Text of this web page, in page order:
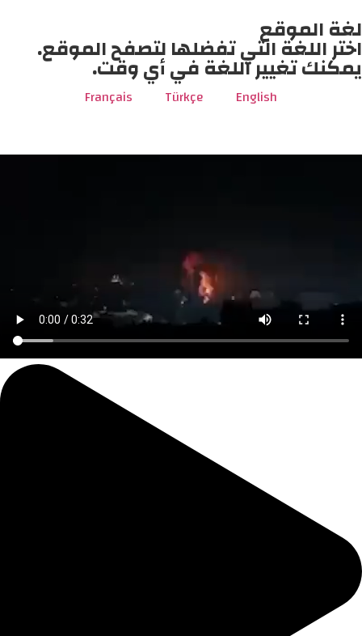
لغة الموقع
اختر اللغة التي تفضلها لتصفح الموقع.
يمكنك تغيير اللغة في أي وقت.
English
Türkçe
Français